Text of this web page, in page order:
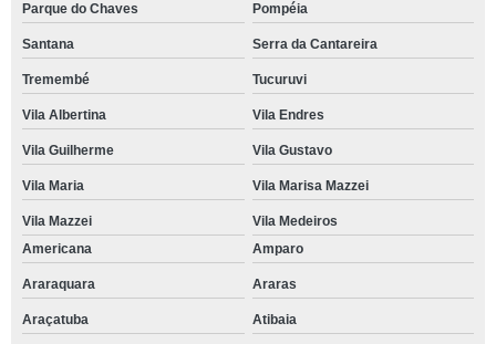
Parque do Chaves Pompéia
Santana Serra da Cantareira
Tremembé Tucuruvi
Vila Albertina Vila Endres
Vila Guilherme Vila Gustavo
Vila Maria Vila Marisa Mazzei
Vila Mazzei
Vila Medeiros
Americana
Amparo
Araraquara Araras
Araçatuba Atibaia